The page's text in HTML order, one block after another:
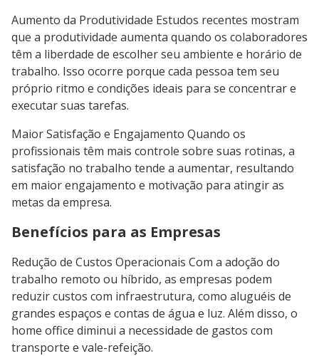
Aumento da Produtividade Estudos recentes mostram
que a produtividade aumenta quando os colaboradores
têm a liberdade de escolher seu ambiente e horário de
trabalho. Isso ocorre porque cada pessoa tem seu
próprio ritmo e condições ideais para se concentrar e
executar suas tarefas.
Maior Satisfação e Engajamento Quando os
profissionais têm mais controle sobre suas rotinas, a
satisfação no trabalho tende a aumentar, resultando
em maior engajamento e motivação para atingir as
metas da empresa.
Benefícios para as Empresas
Redução de Custos Operacionais Com a adoção do
trabalho remoto ou híbrido, as empresas podem
reduzir custos com infraestrutura, como aluguéis de
grandes espaços e contas de água e luz. Além disso, o
home office diminui a necessidade de gastos com
transporte e vale-refeição.